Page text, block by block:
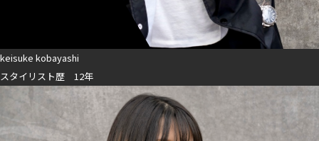
keisuke kobayashi
スタイリスト歴 12年